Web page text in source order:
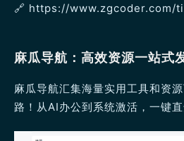
🔗 https://www.zgcoder.com/
麻瓜导航：高效资源一站式
麻瓜导航汇集海量实用工具和资
路！从AI办公到系统激活，一键直